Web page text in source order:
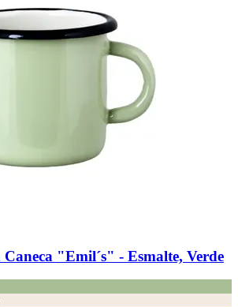
Caneca "Emil´s" -​ Esmalte, Verde